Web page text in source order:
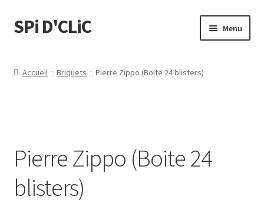
SPi D'CLiC Menu
Tubeuses/Rouleuses
Menthol
Accueil Briquets Pierre Zippo (Boite 24 blisters)
Pierre Zippo (Boite 24
blisters)